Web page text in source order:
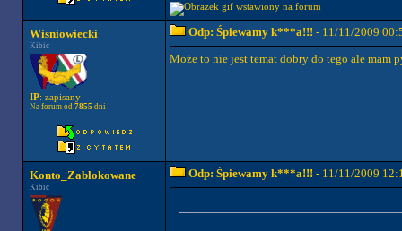
Wisniowiecki
Kibic
IP: zapisany
Na forum od 7855 dni
Odp: Śpiewamy k***a!!! - 11/11/2009
Może to nie jest temat dobry do tego ale mam
Konto_Zablokowane
Kibic
Odp: Śpiewamy k***a!!! - 11/11/2009